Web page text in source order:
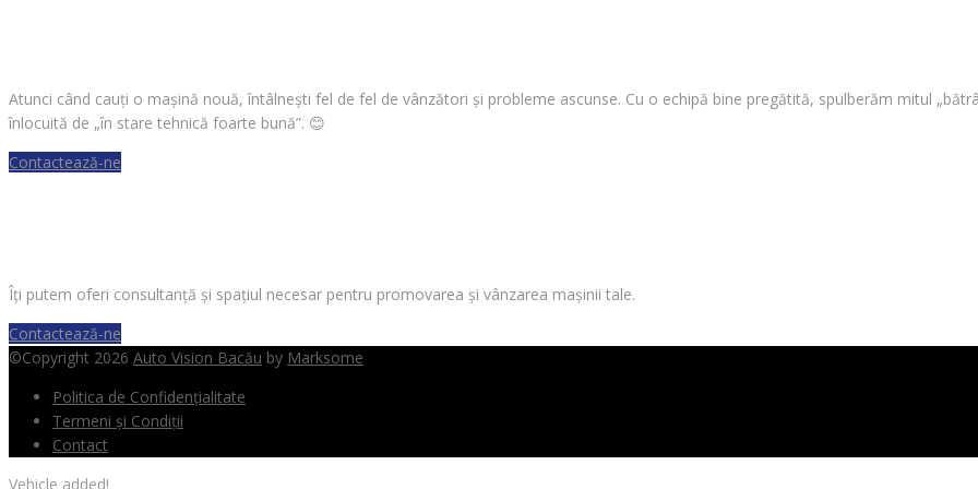
Atunci când cauți o mașină nouă, întâlnești fel de fel de vânzători și probleme ascunse. Cu o echipă bine pregătită, spulberăm mitul
înlocuită de „în stare tehnică foarte bună”. 😊
Contactează-ne
Îți putem oferi consultanță și spațiul necesar pentru promovarea și vânzarea mașinii tale.
Contactează-ne
©Copyright 2026 Auto Vision Bacău by Marksome
Politica de Confidențialitate
Termeni și Condiții
Contact
Vehicle added!